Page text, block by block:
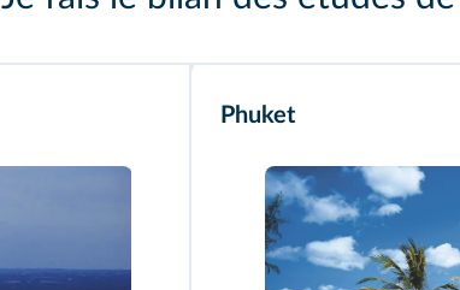
Phuket